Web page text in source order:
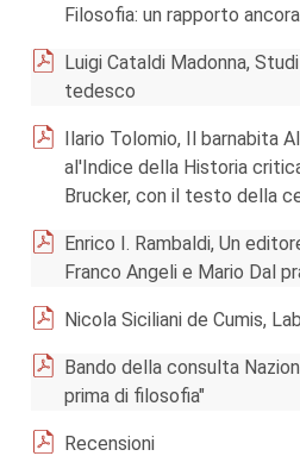
Filosofia: un rapporto
Luigi Cataldi Madonna,
tedesco
Ilario Tolomio, Il barnabita
al'Indice della Historia
Brucker, con il testo della
Enrico I. Rambaldi, Un
Franco Angeli e Mario Dal
Nicola Siciliani de Cumis,
Bando della consulta
prima di filosofia"
Recensioni